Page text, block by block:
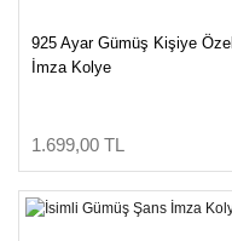
925 Ayar Gümüş Kişiye Özel
İmza Kolye
1.699,00 TL